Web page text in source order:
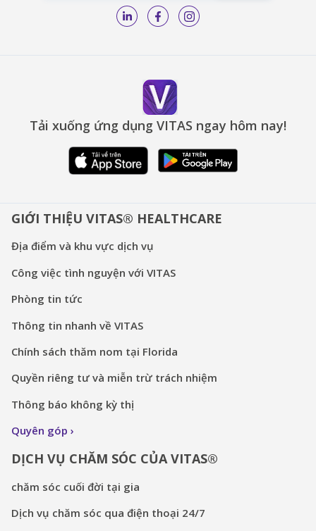
Tải xuống ứng dụng VITAS ngay hôm nay!
GIỚI THIỆU VITAS® HEALTHCARE
Địa điểm và khu vực dịch vụ
Công việc tình nguyện với VITAS
Phòng tin tức
Thông tin nhanh về VITAS
Chính sách thăm nom tại Florida
Quyền riêng tư và miễn trừ trách nhiệm
Thông báo không kỳ thị
Quyên góp
DỊCH VỤ CHĂM SÓC CỦA VITAS®
chăm sóc cuối đời tại gia
Dịch vụ chăm sóc qua điện thoại 24/7